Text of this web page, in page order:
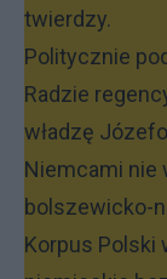
twierdzy.
Politycznie
Radzie
władzę
Niemcami nie
bolszewicko-
Korpus Polski